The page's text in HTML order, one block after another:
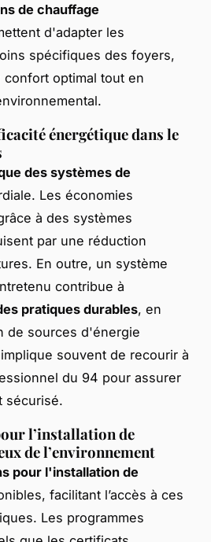
de chauffage
d'adapter les
spécifiques des foyers,
optimal tout en
énergétique dans le
des systèmes de
Les économies
à des systèmes
par une réduction
En outre, un système
contribue à
pratiques durables, en
de sources d'énergie
souvent de recourir à
du 94 pour assurer
sécurisé.
l’installation de
de l’environnement
pour l'installation de
facilitant l’accès à ces
Les programmes